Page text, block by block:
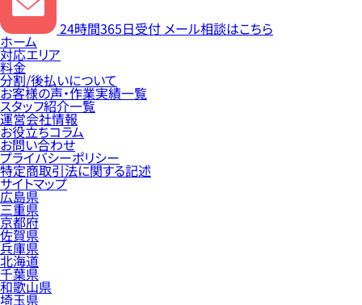
24時間365日受付 メール相談はこちら
ホーム
対応エリア
料金
分割/後払いについて
お客様の声・作業実績一覧
スタッフ紹介一覧
運営会社情報
お役立ちコラム
お問い合わせ
プライバシーポリシー
特定商取引法に関する記述
サイトマップ
広島県
三重県
京都府
佐賀県
兵庫県
北海道
千葉県
和歌山県
埼玉県